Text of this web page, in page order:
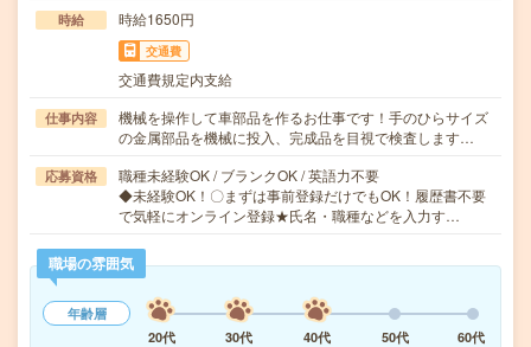
時給 時給1650円
交通費
交通費規定内支給
仕事内容
機械を操作して車部品を作るお仕事です！手のひらサイズ
の金属部品を機械に投入、完成品を目視で検査します…
応募資格
職種未経験OK / ブランクOK / 英語力不要
◆未経験OK！〇まずは事前登録だけでもOK！履歴書不要
で気軽にオンライン登録★氏名・職種などを入力す…
職場の雰囲気
年齢層
20代
30代 40代 50代 60代